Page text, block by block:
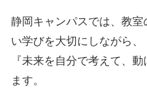
静岡キャンパスでは、教
い学びを大切にしながら、
『未来を自分で考えて、
ます。